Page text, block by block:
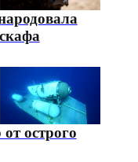
острого